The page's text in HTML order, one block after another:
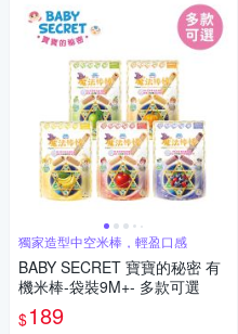
獨家造型中空米棒，輕盈口感
BABY SECRET 寶寶的秘密 有
機米棒-袋裝9M+- 多款可選
$189